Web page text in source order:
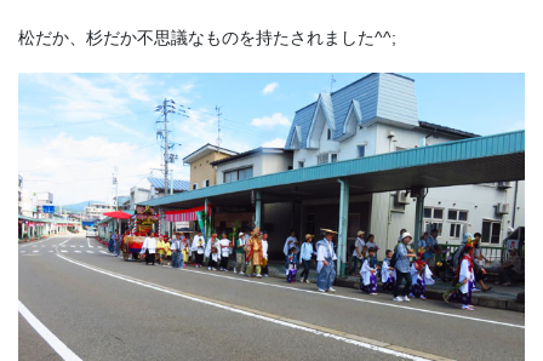
松だか、杉だか不思議なものを持たされました^^;